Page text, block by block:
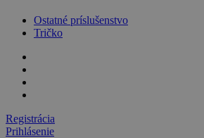
Ostatné príslušenstvo
Tričko
Registrácia
Prihlásenie